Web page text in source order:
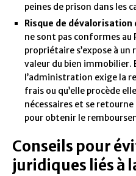
peines de prison dans les
Risque de dévalorisation
ne sont pas conformes au
propriétaire s’expose à
valeur du bien immobilier.
l’administration exige la
frais ou qu’elle procède
nécessaires et se
pour obtenir le
Conseils pour
juridiques liés à